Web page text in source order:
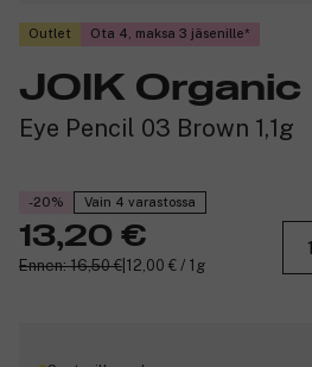
Outlet Ota 4, maksa 3 jäsenille
JOIK Organic
Eye Pencil 03 Brown 1,1g
-20% Vain 4 varastossa
13,20 €
Ennen: 16,50 € 12,00 € / 1g